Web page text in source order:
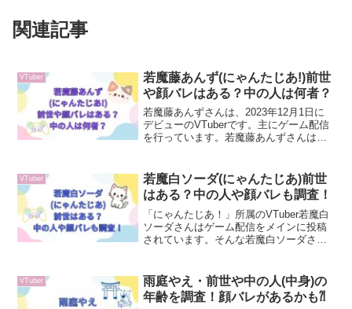
関連記事
VTuber
若魔藤あんず(にゃんたじあ!)前世
や顔バレはある？中の人は何者？
若魔藤あんずさんは、2023年12月1日に
デビューのVTuberです。主にゲーム配信
を行っています。若魔藤あんずさんは一
この記事では、若魔藤あんずさんのプロ
フィールをはじめ、前世や中の人の顔バ
レなどについて調査していきたいと思い
ます.
VTuber
若魔白ソーダ(にゃんたじあ)前世
はある？中の人や顔バレも調査！
「にゃんたじあ！」所属のVTuber若魔白
ソーダさんはゲーム配信をメインに投稿
されています。そんな若魔白ソーダさん
ると思います。本記事では若魔白ソーダ
さんの前世について、中の人に関する情
報について調査していきます。
VTuber
雨庭やえ・前世や中の人(中身)の
年齢を調査！顔バレがあるかも⁈